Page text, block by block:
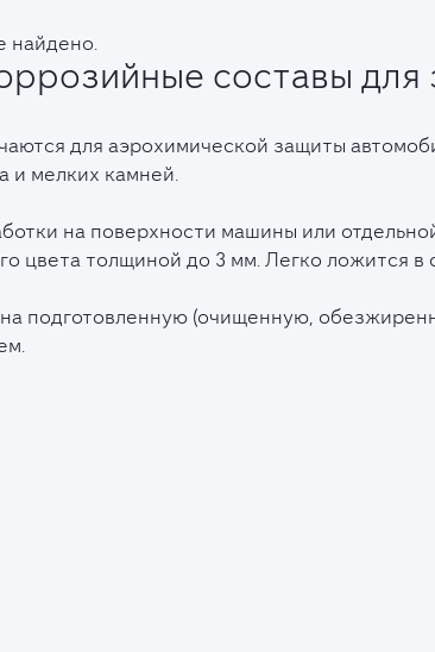
найдено.
составы для
для аэрохимической защиты
и мелких камней.
на поверхности машины или
цвета толщиной до 3 мм. Легко ложится
подготовленную (очищенную,